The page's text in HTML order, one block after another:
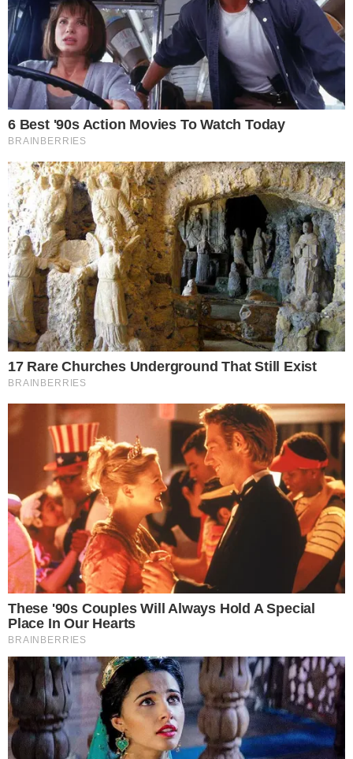
วิธีที่ 6 เป็นวิธีที่สุดยอดมาก เริ่มต้นโดยการต้มน้ำให้เดือด แล้วนำผ้า
ที่สีตกลงไปต้มประมาณ 10 นาที หากมีรอยสีตกมาก ให้ใส่น้ำส้ม
สายชูผสมลงไปครึ่งแก้วในขั้นตอนการต้มนี้ เมื่อรู้สึกว่าสีที่ตกเริ่มจาง
แล้ว ให้นำไปแช่ในน้ำเย็นจัด จากนั้นบิดให้หมาด นำเอาไปแช่ใน
กะละมังที่มีน้ำผสมเกลือแกง 3 กำมือ ทิ้งไว้สักพัก แล้วนำเสื้อขึ้นมา
ขยี้บริเวณที่สีตก ขั้นตอนสุดท้ายนำไปแช่น้ำย าไฮเตอร์ 5 ฝาทิ้งไว้
10 นาที จากนั้นนำไปซักตามปกติได้เลย